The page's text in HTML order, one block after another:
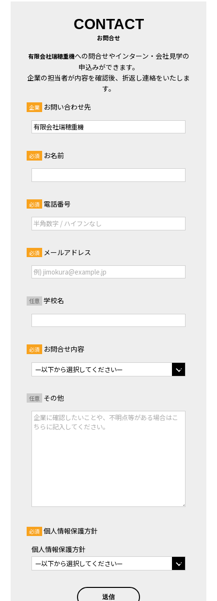
CONTACT
お問合せ
有限会社瑞穂重機への問合せやインターン・会社見学の
申込みができます。
企業の担当者が内容を確認後、折返し連絡をいたしま
す。
企業 お問い合わせ先
必須 お名前
必須 電話番号
必須 メールアドレス
任意 学校名
必須 お問合せ内容
任意 その他
必須 個人情報保護方針
個人情報保護方針